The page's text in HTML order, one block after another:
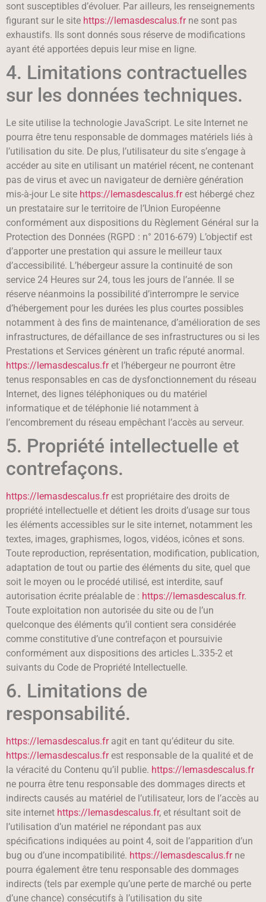
sont susceptibles d’évoluer. Par ailleurs, les renseignements
figurant sur le site https://lemasdescalus.frne sont pas
exhaustifs. Ils sont donnés sous réserve de modifications
ayant été apportées depuis leur mise en ligne.
4. Limitations contractuelles
sur les données techniques.
Le site utilise la technologie JavaScript. Le site Internet ne
pourra être tenu responsable de dommages matériels liés à
l’utilisation du site. De plus, l’utilisateur du site s’engage à
accéder au site en utilisant un matériel récent, ne contenant
pas de virus et avec un navigateur de dernière génération
mis-à-jour Le site https://lemasdescalus.frest hébergé chez
un prestataire sur le territoire de l’Union Européenne
conformément aux dispositions du Règlement Général sur la
Protection des Données (RGPD : n° 2016-679) L’objectif est
d’apporter une prestation qui assure le meilleur taux
d’accessibilité. L’hébergeur assure la continuité de son
service 24 Heures sur 24, tous les jours de l’année. Il se
réserve néanmoins la possibilité d’interrompre le service
d’hébergement pour les durées les plus courtes possibles
notamment à des fins de maintenance, d’amélioration de ses
infrastructures, de défaillance de ses infrastructures ou si les
Prestations et Services génèrent un trafic réputé anormal.
https://lemasdescalus.fret l’hébergeur ne pourront être
tenus responsables en cas de dysfonctionnement du réseau
Internet, des lignes téléphoniques ou du matériel
informatique et de téléphonie lié notamment à
l’encombrement du réseau empêchant l’accès au serveur.
5. Propriété intellectuelle et
contrefaçons.
https://lemasdescalus.frest propriétaire des droits de
propriété intellectuelle et détient les droits d’usage sur tous
les éléments accessibles sur le site internet, notamment les
textes, images, graphismes, logos, vidéos, icônes et sons.
Toute reproduction, représentation, modification, publication,
adaptation de tout ou partie des éléments du site, quel que
soit le moyen ou le procédé utilisé, est interdite, sauf
autorisation écrite préalable de : https://lemasdescalus.fr.
Toute exploitation non autorisée du site ou de l’un
quelconque des éléments qu’il contient sera considérée
comme constitutive d’une contrefaçon et poursuivie
conformément aux dispositions des articles L.335-2 et
suivants du Code de Propriété Intellectuelle.
6. Limitations de
responsabilité.
https://lemasdescalus.fragit en tant qu’éditeur du site.
https://lemasdescalus.frest responsable de la qualité et de
la véracité du Contenu qu’il publie. https://lemasdescalus.fr
ne pourra être tenu responsable des dommages directs et
indirects causés au matériel de l’utilisateur, lors de l’accès au
site internet https://lemasdescalus.fr, et résultant soit de
l’utilisation d’un matériel ne répondant pas aux
spécifications indiquées au point 4, soit de l’apparition d’un
bug ou d’une incompatibilité. https://lemasdescalus.frne
pourra également être tenu responsable des dommages
indirects (tels par exemple qu’une perte de marché ou perte
d’une chance) consécutifs à l’utilisation du site